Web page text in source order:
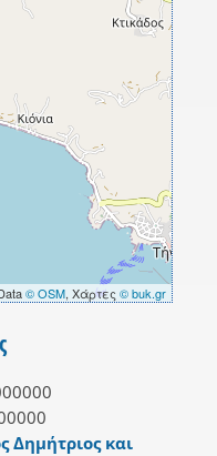
© OSM, Χάρτες © buk.gr
Δημήτριος και